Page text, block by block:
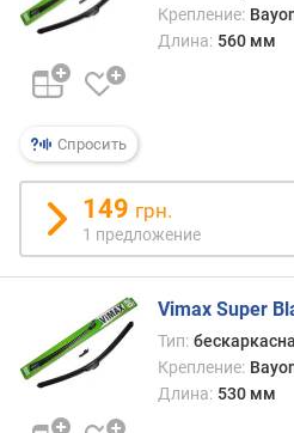
т
е
ш
в
ы
к
г
и
Спросить
Крепление:
Длина: 560 мм
149 грн.
1 предложение
Vimax Super
Тип:
Крепление:
Длина: 530 мм